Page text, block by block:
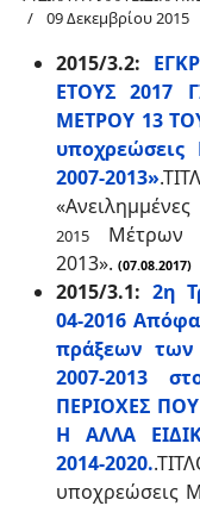
09 Δεκεμβρίου 2015
2015/3.2:
ΕΤΟΥΣ 2017
ΜΕΤΡΟΥ 13
2007-2013»
2015
Μέτρων
2013». (07.08.2017)
2015/3.1: 2η
04-2016
πράξεων
2007-2013
ΠΕΡΙΟΧΕΣ
Η ΑΛΛΑ
2014-2020..
υποχρεώσεις